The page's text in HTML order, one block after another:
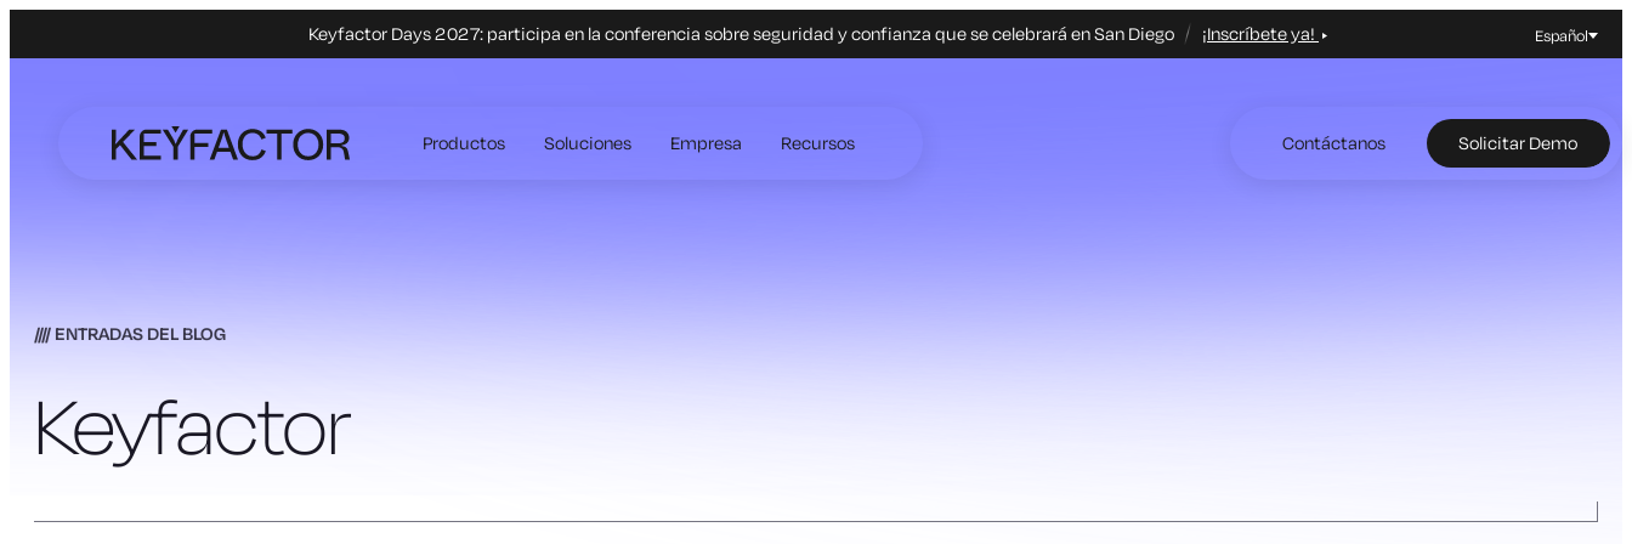
Keyfactor Days 2027: participa en la conferencia sobre seguridad y confianza que se celebrará en San Diego ¡Inscríbete ya! Español
contenido
principal
Productos Soluciones Empresa Recursos Contáctanos Solicitar Demo
ENTRADAS DEL BLOG
Keyfactor